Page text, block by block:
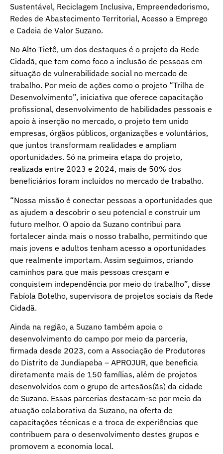
Sustentável, Reciclagem Inclusiva, Empreendedorismo,
Redes de Abastecimento Territorial, Acesso a Emprego
e Cadeia de Valor Suzano.
No Alto Tietê, um dos destaques é o projeto da Rede
Cidadã, que tem como foco a inclusão de pessoas em
situação de vulnerabilidade social no mercado de
trabalho. Por meio de ações como o projeto “Trilha de
Desenvolvimento”, iniciativa que oferece capacitação
profissional, desenvolvimento de habilidades pessoais e
apoio à inserção no mercado, o projeto tem unido
empresas, órgãos públicos, organizações e voluntários,
que juntos transformam realidades e ampliam
oportunidades. Só na primeira etapa do projeto,
realizada entre 2023 e 2024, mais de 50% dos
beneficiários foram incluídos no mercado de trabalho.
“Nossa missão é conectar pessoas a oportunidades que
as ajudem a descobrir o seu potencial e construir um
futuro melhor. O apoio da Suzano contribui para
fortalecer ainda mais o nosso trabalho, permitindo que
mais jovens e adultos tenham acesso a oportunidades
que realmente importam. Assim seguimos, criando
caminhos para que mais pessoas cresçam e
conquistem independência por meio do trabalho”, disse
Fabíola Botelho, supervisora de projetos sociais da Rede
Cidadã.
Ainda na região, a Suzano também apoia o
desenvolvimento do campo por meio da parceria,
firmada desde 2023, com a Associação de Produtores
do Distrito de Jundiapeba – APROJUR, que beneficia
diretamente mais de 150 famílias, além de projetos
desenvolvidos com o grupo de artesãos(ãs) da cidade
de Suzano. Essas parcerias destacam-se por meio da
atuação colaborativa da Suzano, na oferta de
capacitações técnicas e a troca de experiências que
contribuem para o desenvolvimento destes grupos e
promovem a economia local.